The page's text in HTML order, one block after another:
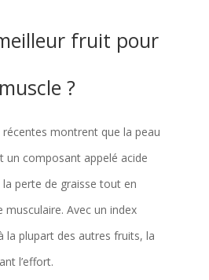
fruit pour
?
montrent que la peau
un composant appelé acide
perte de graisse tout en
Avec un index
la plupart des autres fruits, la
l’effort.